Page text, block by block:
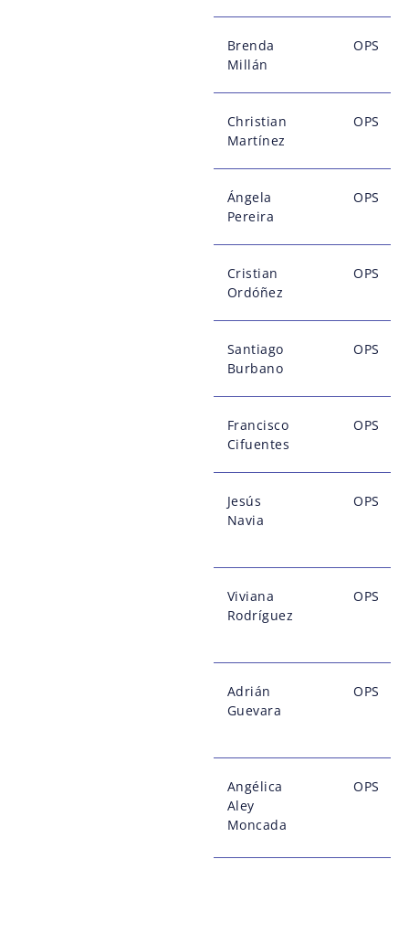
Brenda
Millán
OPS
Christian
Martínez
OPS
Ángela
Pereira
OPS
Cristian
Ordóñez
OPS
Santiago
Burbano
OPS
Francisco
Cifuentes
OPS
Jesús
Navia
OPS
Viviana
Rodríguez
OPS
Adrián
Guevara
OPS
Angélica
Aley
Moncada
OPS